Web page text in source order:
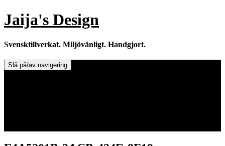
Hoppa
till
Jaija's Design
Svensktillverkat. Miljövänligt. Handgjort.
Slå på/av navigering